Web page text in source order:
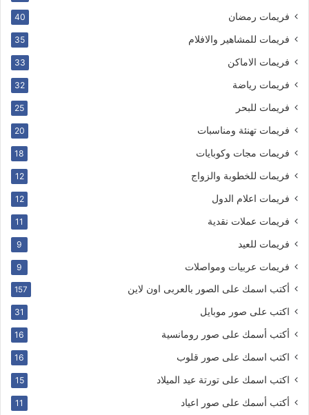
فريمات رمضان 40
فريمات للمشاهير والافلام 35
فريمات الاماكن 33
فريمات رياضة 32
فريمات للبحر 25
فريمات تهنئة ومناسبات 20
فريمات مجات وكوبايات 18
فريمات للخطوبة والزواج 12
فريمات اعلام الدول 12
فريمات عملات نقدية 11
فريمات للعيد 9
فريمات عربيات ومواصلات 9
أكتب اسمك على الصور بالعربى اون لاين 157
اكتب على صور موبايل 31
أكتب أسمك على صور رومانسية 16
اكتب اسمك على صور قلوب 16
اكتب اسمك على تورتة عيد الميلاد 15
أكتب أسمك على صور اعياد 11